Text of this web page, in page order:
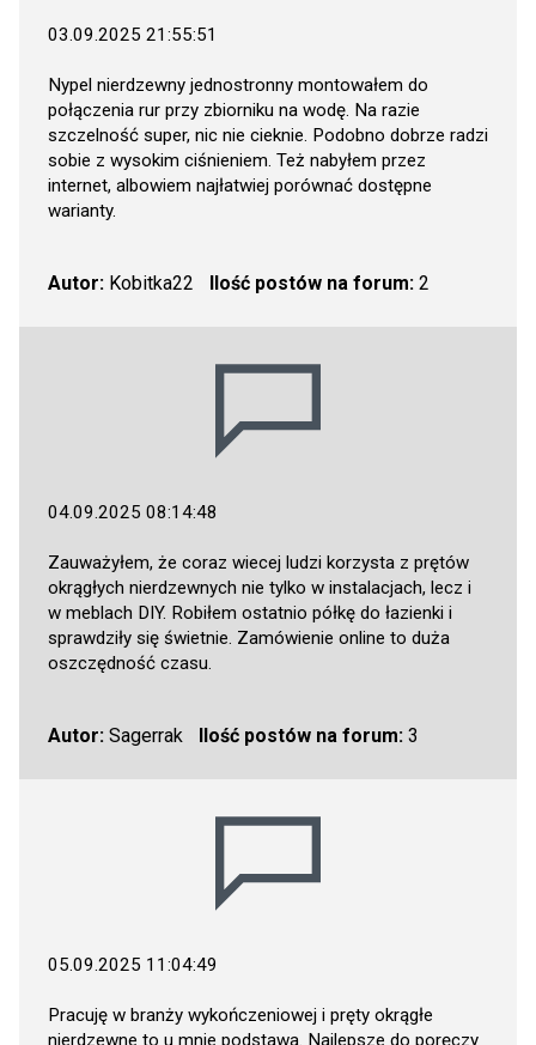
03.09.2025 21:55:51
Nypel nierdzewny jednostronny montowałem do
połączenia rur przy zbiorniku na wodę. Na razie
szczelność super, nic nie cieknie. Podobno dobrze radzi
sobie z wysokim ciśnieniem. Też nabyłem przez
internet, albowiem najłatwiej porównać dostępne
warianty.
Autor: Kobitka22 Ilość postów na forum:2
04.09.2025 08:14:48
Zauważyłem, że coraz wiecej ludzi korzysta z prętów
okrągłych nierdzewnych nie tylko w instalacjach, lecz i
w meblach DIY. Robiłem ostatnio półkę do łazienki i
sprawdziły się świetnie. Zamówienie online to duża
oszczędność czasu.
Autor: Sagerrak Ilość postów na forum:3
05.09.2025 11:04:49
Pracuję w branży wykończeniowej i pręty okrągłe
nierdzewne to u mnie podstawa. Najlepsze do poręczy